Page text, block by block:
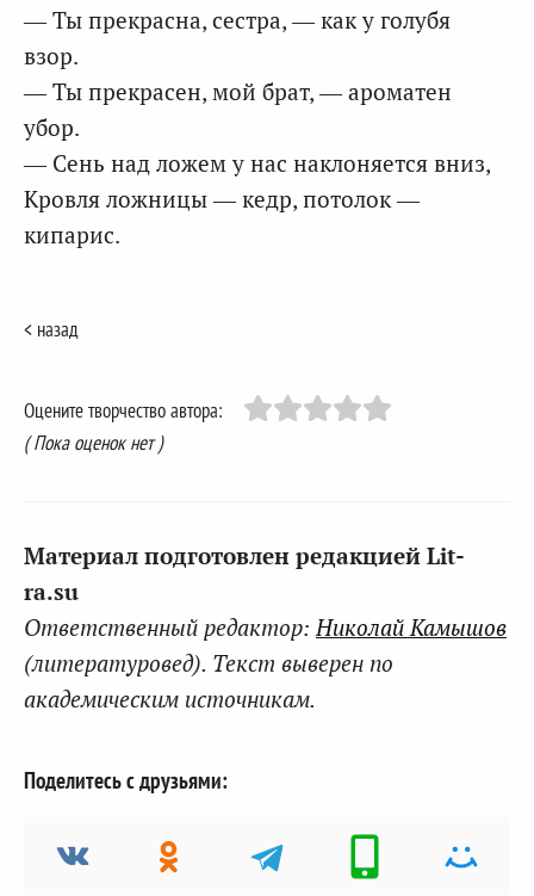
— Ты прекрасна, сестра, — как у голубя
взор.
— Ты прекрасен, мой брат, — ароматен
убор.
— Сень над ложем у нас наклоняется вниз,
Кровля ложницы — кедр, потолок —
кипарис.
< назад
Оцените творчество автора:
( Пока оценок нет )
Материал подготовлен редакцией Lit-
ra.su
Ответственный редактор: Николай Камышов
(литературовед). Текст выверен по
академическим источникам.
Поделитесь с друзьями: